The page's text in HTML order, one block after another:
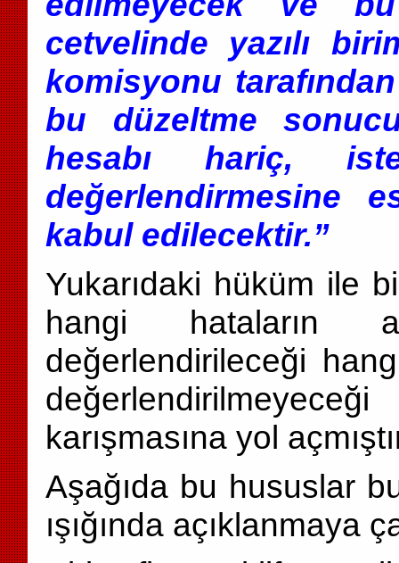
cetvelinde yazılı
komisyonu
bu düzeltme
hesabı hariç,
değerlendirmesine
kabul edilecektir.”
Yukarıdaki hüküm ile
hangi hataların
değerlendirileceği
karışmasına yol
Aşağıda bu hususlar
ışığında açıklanmaya